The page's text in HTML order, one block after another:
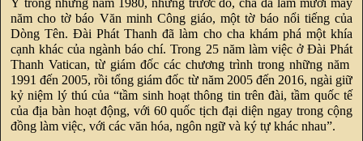
Ý trong những năm 1980, nhưng trước đó, cha đã làm mười mấy
năm cho tờ báo Văn minh Công giáo, một tờ báo nổi tiếng của
Dòng Tên. Đài Phát Thanh đã làm cho cha khám phá một khía
cạnh khác của ngành báo chí. Trong 25 năm làm việc ở Đài Phát
Thanh Vatican, từ giám đốc các chương trình trong những năm
1991 đến 2005, rồi tổng giám đốc từ năm 2005 đến 2016, ngài giữ
kỷ niệm lý thú của “tầm sinh hoạt thông tin trên đài, tầm quốc tế
của địa bàn hoạt động, với 60 quốc tịch đại diện ngay trong cộng
đồng làm việc, với các văn hóa, ngôn ngữ và ký tự khác nhau”.